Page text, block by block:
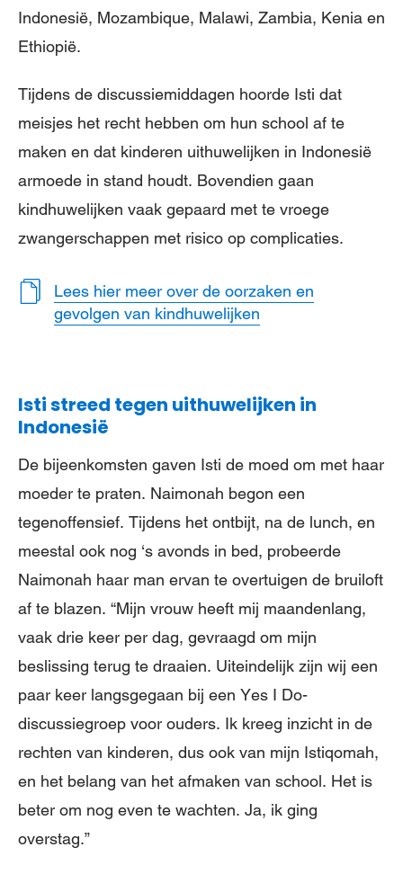
Indonesië, Mozambique, Malawi, Zambia, Kenia en
Ethiopië.
Tijdens de discussiemiddagen hoorde Isti dat
meisjes het recht hebben om hun school af te
maken en dat kinderen uithuwelijken in Indonesië
armoede in stand houdt. Bovendien gaan
kindhuwelijken vaak gepaard met te vroege
zwangerschappen met risico op complicaties.
Lees hier meer over de oorzaken en
gevolgen van kindhuwelijken
Isti streed tegen uithuwelijken in
Indonesië
De bijeenkomsten gaven Isti de moed om met haar
moeder te praten. Naimonah begon een
tegenoffensief. Tijdens het ontbijt, na de lunch, en
meestal ook nog ‘s avonds in bed, probeerde
Naimonah haar man ervan te overtuigen de bruiloft
af te blazen. “Mijn vrouw heeft mij maandenlang,
vaak drie keer per dag, gevraagd om mijn
beslissing terug te draaien. Uiteindelijk zijn wij een
paar keer langsgegaan bij een Yes I Do-
discussiegroep voor ouders. Ik kreeg inzicht in de
rechten van kinderen, dus ook van mijn Istiqomah,
en het belang van het afmaken van school. Het is
beter om nog even te wachten. Ja, ik ging
overstag.”